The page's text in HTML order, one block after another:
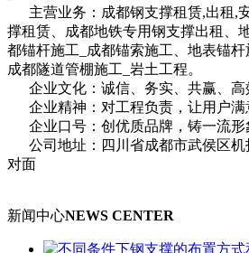
主营业务：成都钢支撑租赁,出租,
撑租赁、成都地铁专用钢支撑出租、
都锚杆施工_成都锚索施工、地表锚杆
成都隧道管棚施工_岩土工程。
企业文化：诚信、务实、共赢、高
企业精神：对工程负责，让用户满
企业口号：创优质品牌，铸一流形
公司地址：四川省成都市武侯区机
对面
新闻中心NEWS CENTER